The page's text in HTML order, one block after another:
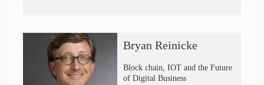
Bryan Reinicke
Block chain, IOT and the Future
of Digital Business